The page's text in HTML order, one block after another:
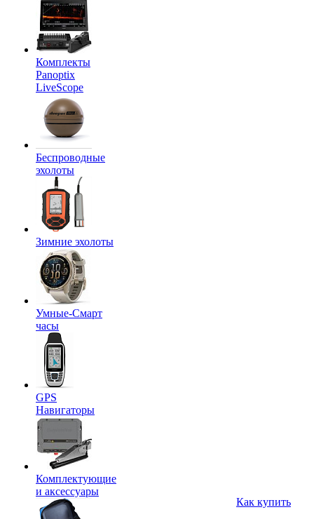
Комплекты
Panoptix
LiveScope
Беспроводные
эхолоты
Зимние эхолоты
Умные-Смарт
часы
GPS
Навигаторы
Комплектующие
и аксессуары
Как купить